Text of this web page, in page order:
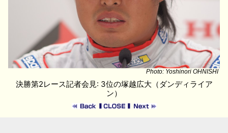
Photo: Yoshinori OHNISHI
決勝第2レース記者会見: 3位の塚越広大（ダンディライア
ン）